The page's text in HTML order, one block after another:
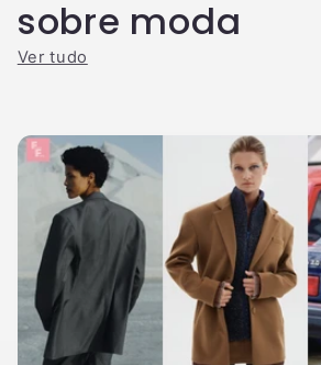
sobre moda
Ver tudo